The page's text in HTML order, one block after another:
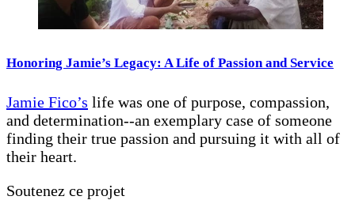
Honoring Jamie’s Legacy: A Life of Passion and Service
Jamie Fico’s life was one of purpose, compassion,
and determination--an exemplary case of someone
finding their true passion and pursuing it with all of
their heart.
Soutenez ce projet